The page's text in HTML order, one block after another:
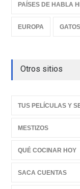
PAÍSES DE HABLA
EUROPA GATOS
Otros sitios
TUS PELÍCULAS Y
MESTIZOS
QUÉ COCINAR HOY
SACA CUENTAS